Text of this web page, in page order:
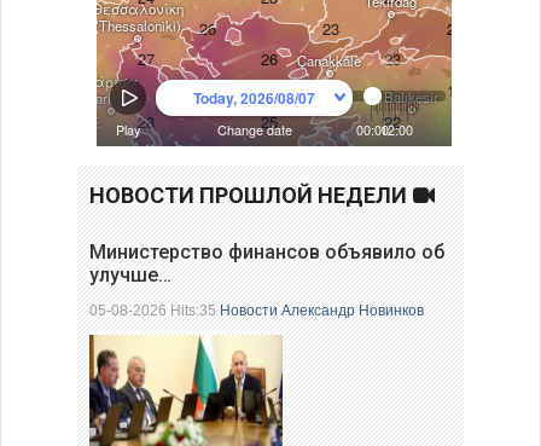
НОВОСТИ ПРОШЛОЙ НЕДЕЛИ
Министерство финансов объявило об
улучше…
05-08-2026 Hits:35Новости Александр Новинков